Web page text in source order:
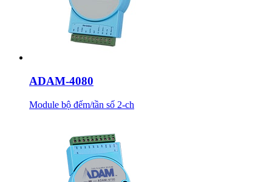
ADAM-4080
Module bộ đếm/tần số 2-ch